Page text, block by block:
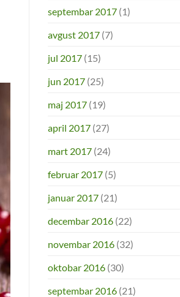
septembar 2017(1)
avgust 2017(7)
jul 2017(15)
jun 2017(25)
maj 2017(19)
april 2017(27)
mart 2017(24)
februar 2017(5)
januar 2017(21)
decembar 2016(22)
novembar 2016(32)
oktobar 2016(30)
septembar 2016(21)